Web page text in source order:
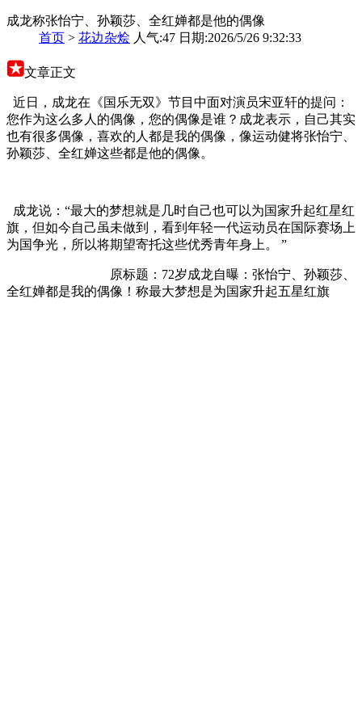
成龙称张怡宁、孙颖莎、全红婵都是他的偶像
首页 > 花边杂烩 人气:47 日期:2026/5/26 9:32:33
文章正文
近日，成龙在《国乐无双》节目中面对演员宋亚轩的提问：
您作为这么多人的偶像，您的偶像是谁？成龙表示，自己其实
也有很多偶像，喜欢的人都是我的偶像，像运动健将张怡宁、
孙颖莎、全红婵这些都是他的偶像。
成龙说：“最大的梦想就是几时自己也可以为国家升起红星红
旗，但如今自己虽未做到，看到年轻一代运动员在国际赛场上
为国争光，所以将期望寄托这些优秀青年身上。 ”
原标题：72岁成龙自曝：张怡宁、孙颖莎、
全红婵都是我的偶像！称最大梦想是为国家升起五星红旗